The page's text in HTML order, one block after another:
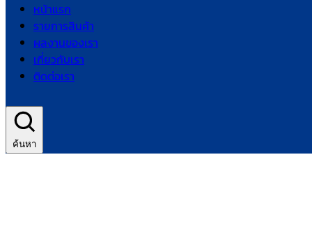
หน้าแรก
รายการสินค้า
ผลงานของเรา
เกี่ยวกับเรา
ติดต่อเรา
ค้นหา